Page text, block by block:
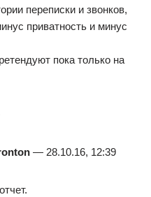
переписки и звонков,
приватность и минус
пока только на
— 28.10.16, 12:39